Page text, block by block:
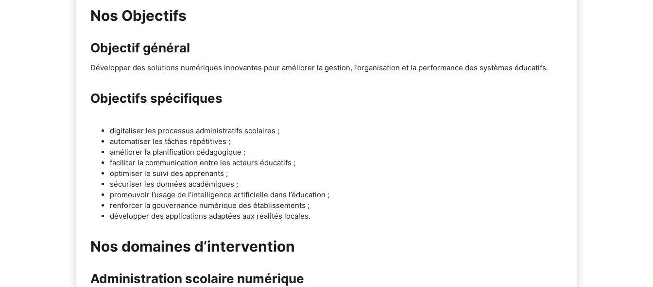
Nos Objectifs
Objectif général
Développer des solutions numériques innovantes pour améliorer la gestion, l’organisation et la performance des systèmes éducatifs.
Objectifs spécifiques
digitaliser les processus administratifs scolaires ;
automatiser les tâches répétitives ;
améliorer la planification pédagogique ;
faciliter la communication entre les acteurs éducatifs ;
optimiser le suivi des apprenants ;
sécuriser les données académiques ;
promouvoir l’usage de l’intelligence artificielle dans l’éducation ;
renforcer la gouvernance numérique des établissements ;
développer des applications adaptées aux réalités locales.
Nos domaines d’intervention
Administration scolaire numérique